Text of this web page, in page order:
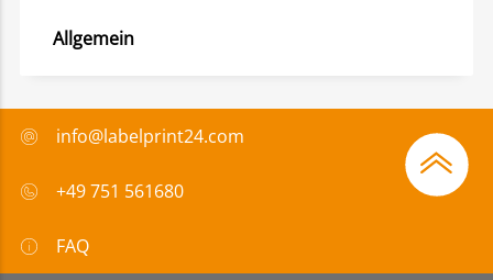
Allgemein
info@labelprint24.com
+49 751 561680
FAQ